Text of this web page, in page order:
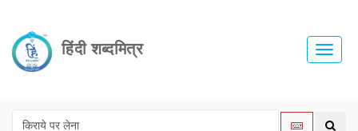
हिंदी शब्दमित्र